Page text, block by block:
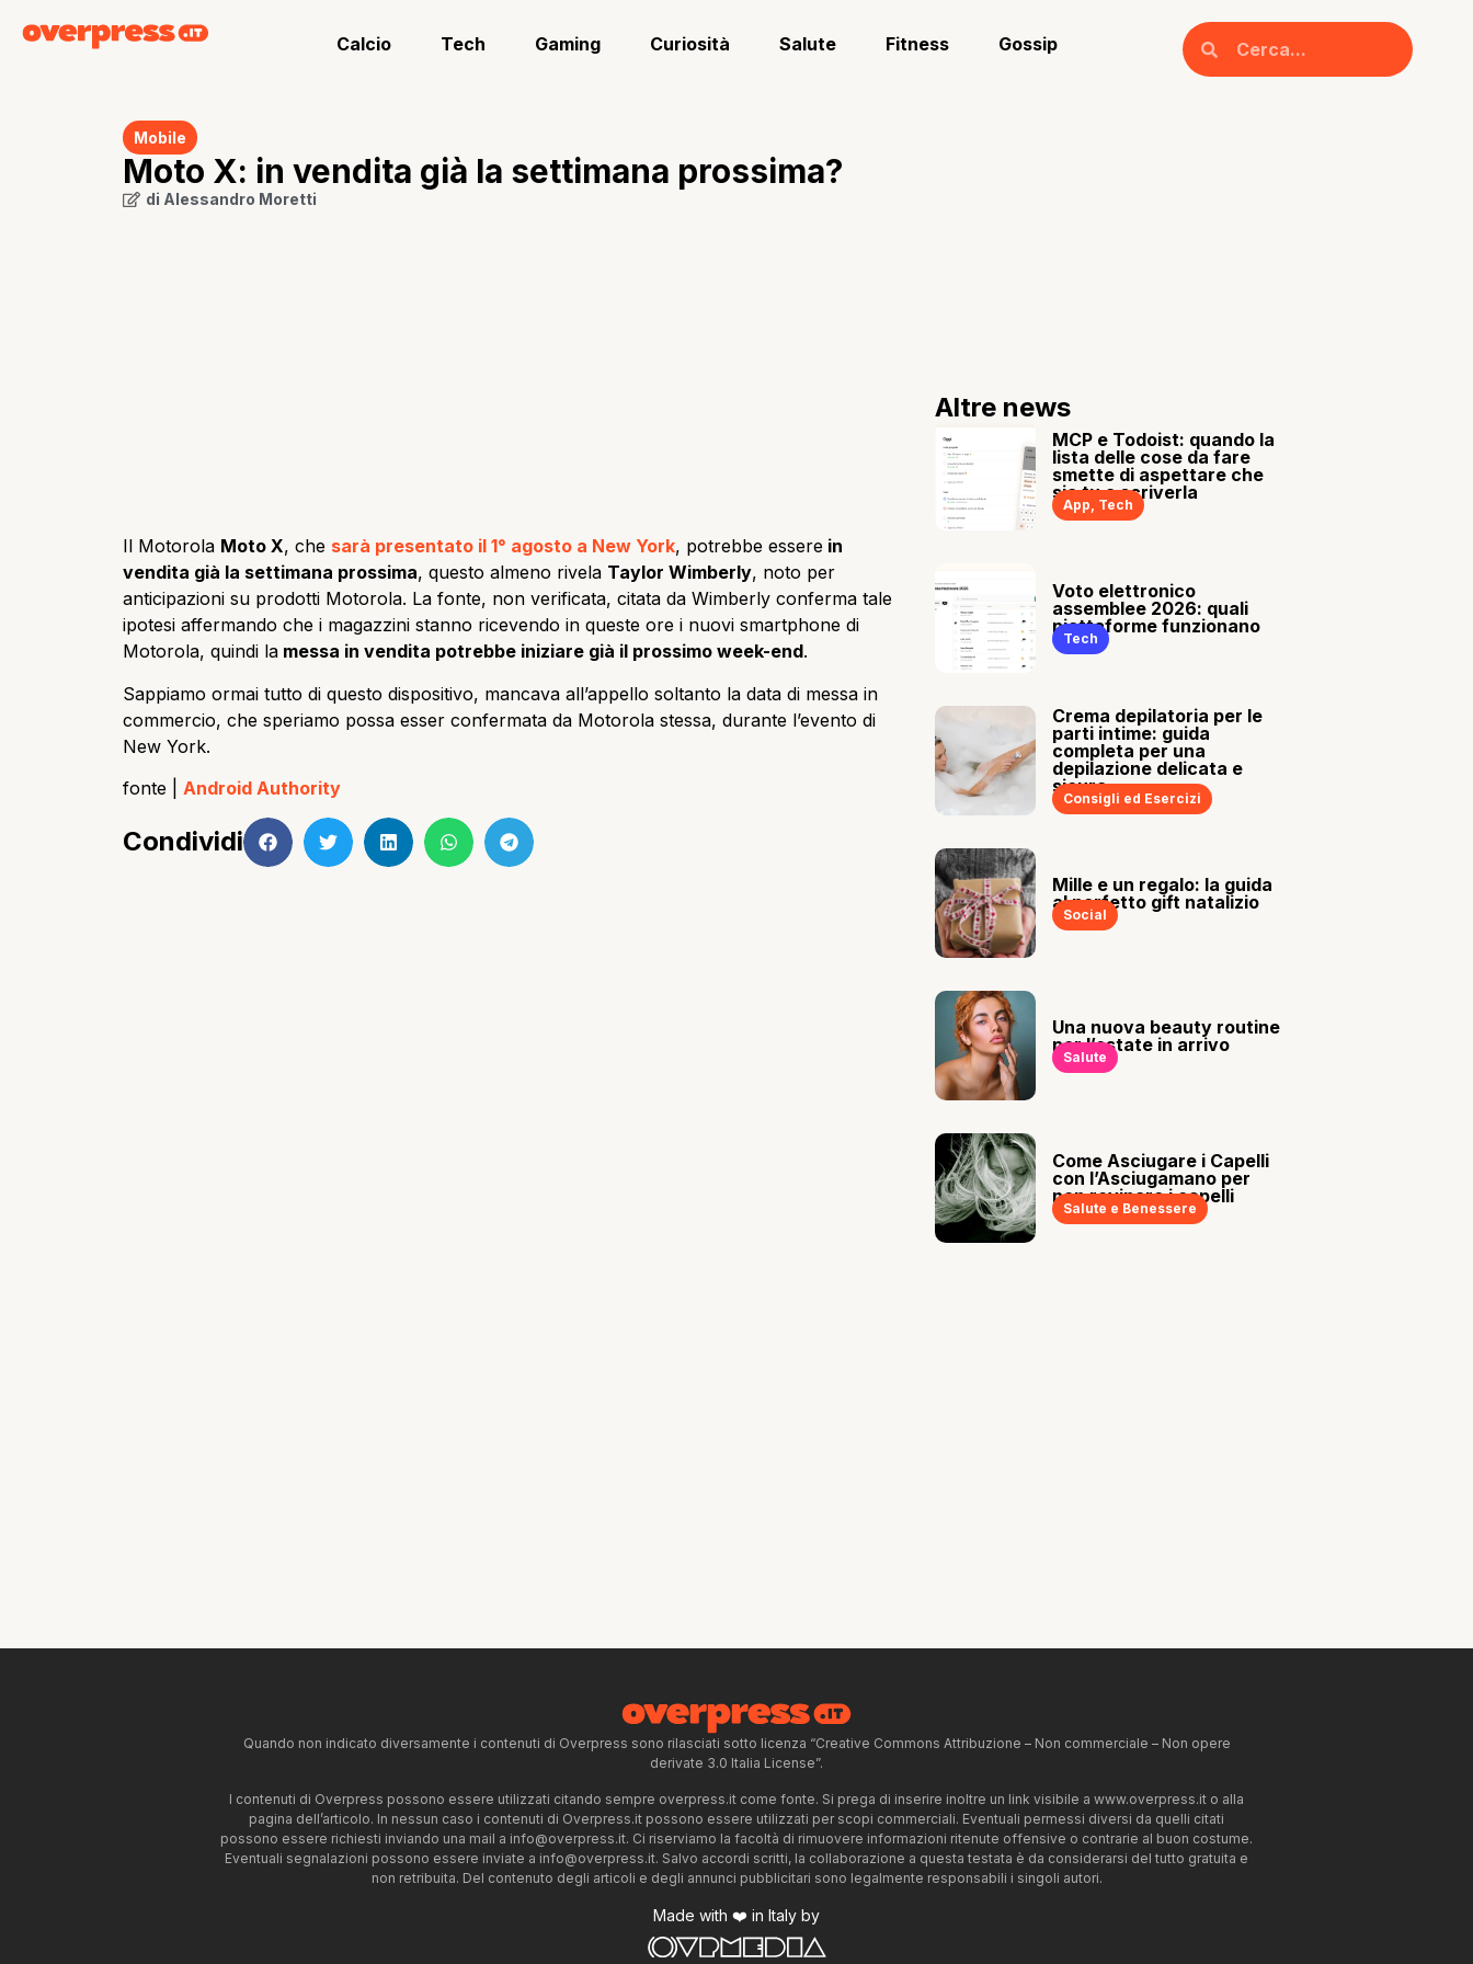
Calcio Tech Gaming Curiosità Salute Fitness Gossip
Mobile
Moto X: in vendita già la settimana prossima?
di Alessandro Moretti
Il Motorola Moto X, che sarà presentato il 1° agosto a New York, potrebbe essere in
vendita già la settimana prossima, questo almeno rivela Taylor Wimberly, noto per
anticipazioni su prodotti Motorola. La fonte, non verificata, citata da Wimberly conferma tale
ipotesi affermando che i magazzini stanno ricevendo in queste ore i nuovi smartphone di
Motorola, quindi la messa in vendita potrebbe iniziare già il prossimo week-end.
Sappiamo ormai tutto di questo dispositivo, mancava all’appello soltanto la data di messa in
commercio, che speriamo possa esser confermata da Motorola stessa, durante l’evento di
New York.
fonte | Android Authority
Condividi
Altre news
MCP e Todoist: quando la
lista delle cose da fare
smette di aspettare che
sia tu a scriverla
App, Tech
Voto elettronico
assemblee 2026: quali
piattaforme funzionano
Tech
Crema depilatoria per le
parti intime: guida
completa per una
depilazione delicata e
sicura
Consigli ed Esercizi
Mille e un regalo: la guida
al perfetto gift natalizio
Social
Una nuova beauty routine
per l’estate in arrivo
Salute
Come Asciugare i Capelli
con l’Asciugamano per
non rovinare i capelli
Salute e Benessere
Quando non indicato diversamente i contenuti di Overpress sono rilasciati sotto licenza “Creative Commons Attribuzione – Non commerciale – Non opere
derivate 3.0 Italia License”.
I contenuti di Overpress possono essere utilizzati citando sempre overpress.it come fonte. Si prega di inserire inoltre un link visibile a www.overpress.it o alla
pagina dell’articolo. In nessun caso i contenuti di Overpress.it possono essere utilizzati per scopi commerciali. Eventuali permessi diversi da quelli citati
possono essere richiesti inviando una mail a info@overpress.it. Ci riserviamo la facoltà di rimuovere informazioni ritenute offensive o contrarie al buon costume.
Eventuali segnalazioni possono essere inviate a info@overpress.it. Salvo accordi scritti, la collaborazione a questa testata è da considerarsi del tutto gratuita e
non retribuita. Del contenuto degli articoli e degli annunci pubblicitari sono legalmente responsabili i singoli autori.
Made with ❤️ in Italy by